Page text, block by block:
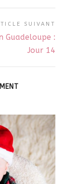
SUIVANT
Guadeloupe :
Jour 14